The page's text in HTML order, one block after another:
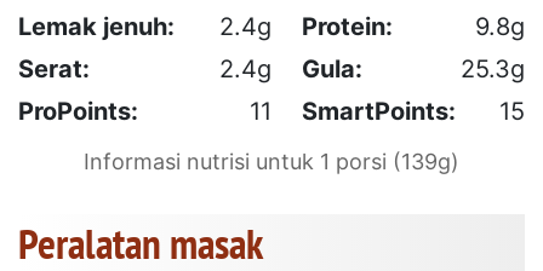
Lemak jenuh:
2.4g Protein:
9.8g
Serat:
2.4g Gula:
25.3g
ProPoints:
11 SmartPoints: 15
Informasi nutrisi untuk 1 porsi (139g)
Peralatan masak